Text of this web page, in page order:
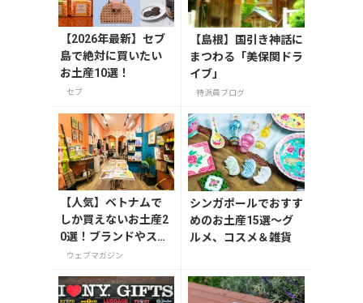
【2026年最新】セブ
島で絶対に買いたい
お土産10選！
セブ
【島根】国引き神話に
まつわる「美保関ドラ
イブ」
特派員ブログ
【人気】ベトナムで
しか買えないお土産2
0選！ブランドやスー
パーのお菓子や雑貨
ウェブマガジン
シンガポールでおすす
めのお土産15選～グ
ルメ、コスメ＆雑貨